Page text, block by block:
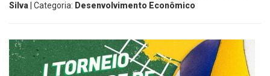
Silva | Categoria: Desenvolvimento Econômico